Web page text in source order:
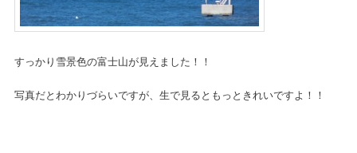
すっかり雪景色の富士山が見えました！！
写真だとわかりづらいですが、生で見るともっときれいですよ！！